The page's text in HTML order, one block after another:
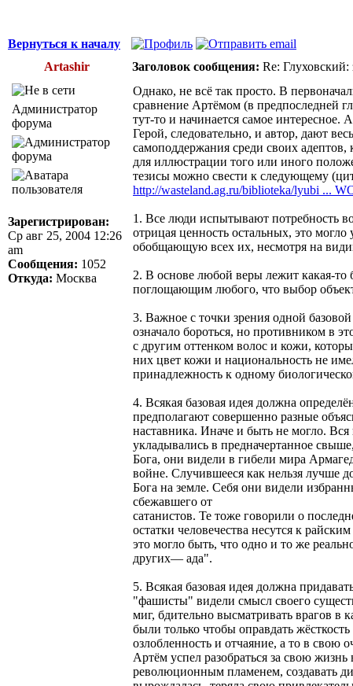
Вернуться к началу
Artashir
Заголовок сообщения: Re:
Администратор
форума
Зарегистрирован:
Ср авг 25, 2004 12:26
am
Сообщения: 1052
Откуда: Москва
Однако, не всё так просто. В
сравнение Артёмом (в предпоследней
тут-то и начинается самое
Герой, следовательно, и автор, дают
самоподдержания среди своих
для иллюстрации того или иного
тезисы можно свести к следующему
http://wasteland.ag.ru/biblioteka/lyubi ...
1. Все люди испытывают потребность
отрицая ценность остальных, это
обобщающую всех их, несмотря на
2. В основе любой веры лежит какая-то
поглощающим любого, что выбор
3. Важное с точки зрения одной
означало бороться, но противником в
с другим оттенком волос и кожи,
них цвет кожи и национальность не
принадлежность к одному
4. Всякая базовая идея должна
предполагают совершенно разные
наставника. Иначе и быть не могло.
укладывались в предначертанное
Бога, они видели в гибели мира
войне. Случившееся как нельзя лучше
Бога на земле. Себя они видели
сбежавшего от
сатанистов. Те тоже говорили о
остатки человечества несутся к
это могло быть, что одно и то же
других— ада".
5. Всякая базовая идея должна
"фашисты" видели смысл своего
миг, бдительно высматривать врагов
были только чтобы оправдать
озлобленность и отчаяние, а то в
Артём успел разобраться за свою
революционным пламенем, создавать